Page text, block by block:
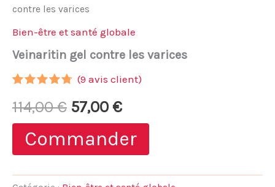
contre les varices
Bien-être et santé globale
Veinaritin gel contre les varices
sur 5
basé
sur
notations
client
(9 avis client)
114,00€ Le
prix
initial
57,00 €Le
prix
actuel
Commander